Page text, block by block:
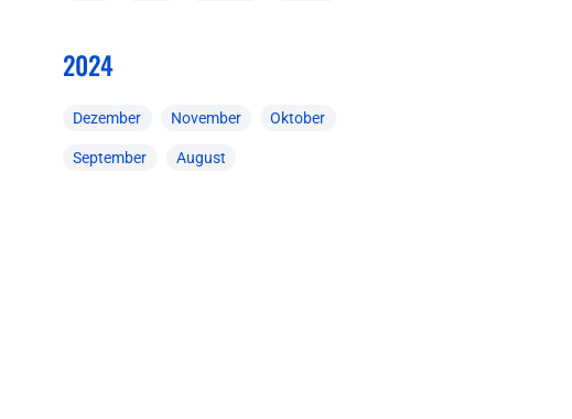
2024
Dezember November Oktober
September August